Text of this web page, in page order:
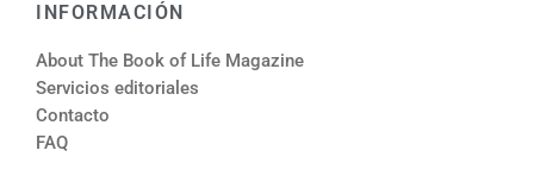
INFORMACIÓN
About The Book of Life Magazine
Servicios editoriales
Contacto
FAQ